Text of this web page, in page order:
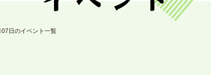
日のイベント一覧